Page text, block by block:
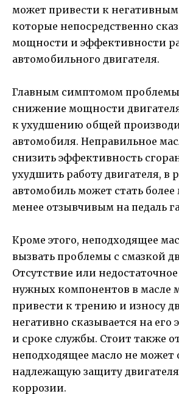
может привести к негативным
которые непосредственно
мощности и эффективности
автомобильного двигателя.
Главным симптомом проблемы
снижение мощности
к ухудшению общей
автомобиля. Неправильное
снизить эффективность
ухудшить работу двигателя, в
автомобиль может стать
менее отзывчивым на педаль
Кроме этого, неподходящее
вызвать проблемы с смазкой
Отсутствие или
нужных компонентов в масле
привести к трению и износу
негативно сказывается на
и сроке службы. Стоит также
неподходящее масло не может
надлежащую защиту
коррозии.